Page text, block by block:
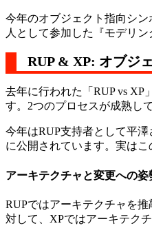
今年のオブジェクト指向シ
人として参加した『モデリ
RUP & XP: オブジ
去年に行われた「RUP vs
す。2つのプロセスが成熟し
今年はRUP支持者として平
に公開されています。実は
アーキテクチャと変更への姿
RUPではアーキテクチャを
対して、XPではアーキテク